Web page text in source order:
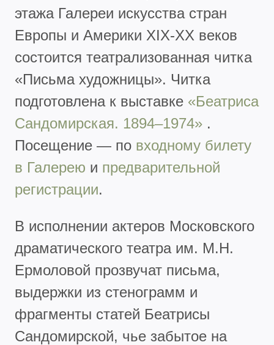
этажа Галереи искусства стран
Европы и Америки XIX-XX веков
состоится театрализованная читка
«Письма художницы». Читка
подготовлена к выставке «Беатриса
Сандомирская. 1894–1974» .
Посещение — по входному билету
в Галерею и предварительной
регистрации.
В исполнении актеров Московского
драматического театра им. М.Н.
Ермоловой прозвучат письма,
выдержки из стенограмм и
фрагменты статей Беатрисы
Сандомирской, чье забытое на